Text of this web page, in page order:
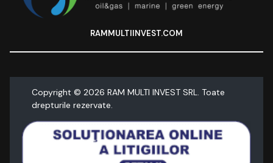
RAMMULTIINVEST.COM
Copyright © 2026 RAM MULTI INVEST SRL. Toate
drepturile rezervate.